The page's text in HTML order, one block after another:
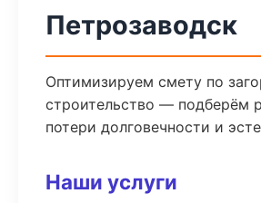
Петрозаводск
Оптимизируем смету по
строительство — подберём
потери долговечности и
Наши услуги